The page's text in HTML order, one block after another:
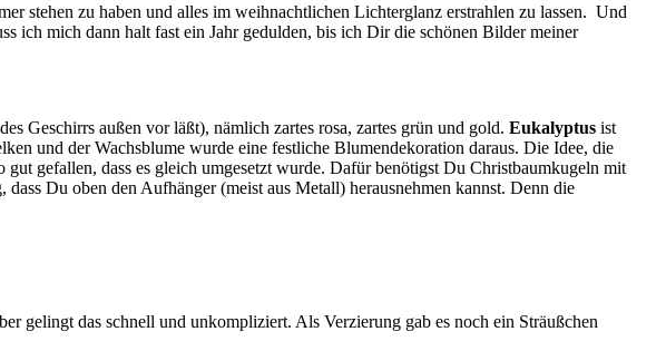
stehen zu haben und alles im weihnachtlichen Lichterglanz erstrahlen zu lassen. Und
ich mich dann halt fast ein Jahr gedulden, bis ich Dir die schönen Bilder meiner
Geschirrs außen vor läßt), nämlich zartes rosa, zartes grün und gold. Eukalyptus ist
und der Wachsblume wurde eine festliche Blumendekoration daraus. Die Idee, die
gut gefallen, dass es gleich umgesetzt wurde. Dafür benötigst Du Christbaumkugeln mit
Du oben den Aufhänger (meist aus Metall) herausnehmen kannst. Denn die
gelingt das schnell und unkompliziert. Als Verzierung gab es noch ein Sträußchen